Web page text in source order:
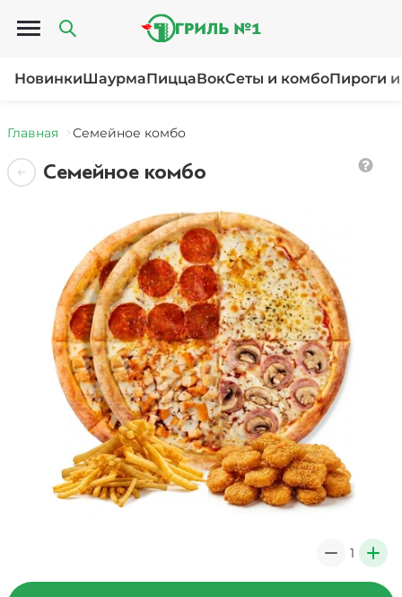
Открыть меню
НовинкиШаурмаПиццаВокСеты и комбоПироги
Главная Семейное комбо
Семейное комбо
1 +